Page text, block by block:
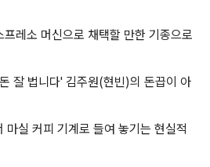
레소 머신으로 채택할 만한 기종으로
잘 법니다' 김주원(현빈)의 돈끕이 아
실 커피 기계로 들여 놓기는 현실적